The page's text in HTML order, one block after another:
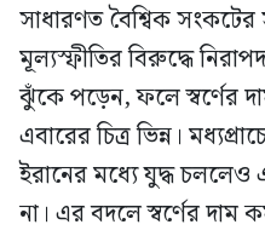
সাধারণত বৈশ্বিক
মূল্যস্ফীতির বিরুদ্ধে
ঝুঁকে পড়েন, ফলে স্বর্ণের
এবারের চিত্র ভিন্ন।
ইরানের মধ্যে যুদ্ধ চললেও
না। এর বদলে স্বর্ণের দাম